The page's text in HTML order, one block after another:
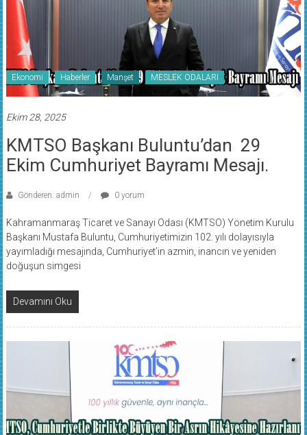
Ekonomi Haberler Manşet MESLEK ODALARI
KMTSO Başkanı Buluntu’dan 29
Ekim Cumhuriyet Bayramı Mesajı.
Başkanı Mustafa Buluntu, Cumhuriyetimizin 102. yılı dolayısıyla
yayımladığı mesajında, Cumhuriyet’in azmin, inancın ve yeniden
doğuşun simgesi
Devamını Oku